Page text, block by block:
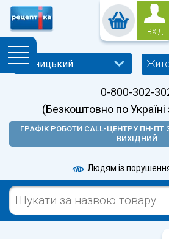
ВХІД
0-800-302-
(Безкоштовно по Україні
ГРАФІК РОБОТИ CALL-ЦЕНТРУ ПН-ПТ
ВИХІДНИЙ
Людям із